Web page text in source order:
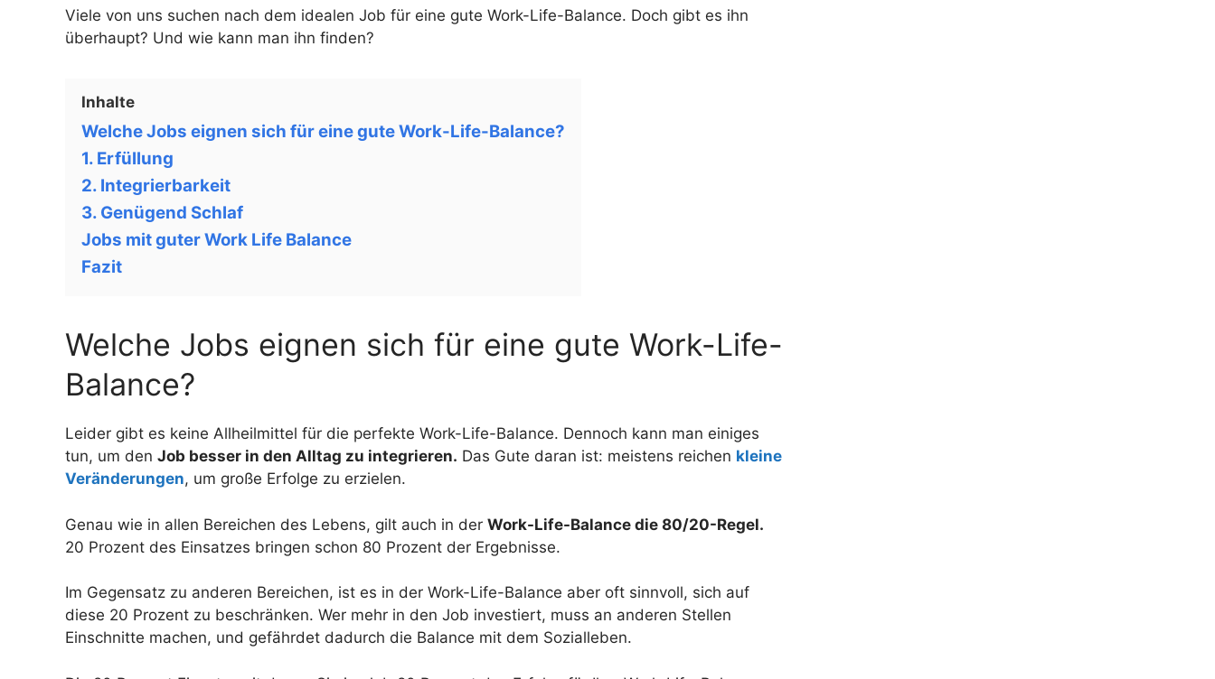
Viele von uns suchen nach dem idealen Job für eine gute Work-Life-Balance. Doch gibt es ihn
überhaupt? Und wie kann man ihn finden?
Inhalte
Welche Jobs eignen sich für eine gute Work-Life-Balance?
1. Erfüllung
2. Integrierbarkeit
3. Genügend Schlaf
Jobs mit guter Work Life Balance
Fazit
Welche Jobs eignen sich für eine gute Work-Life-
Balance?
Leider gibt es keine Allheilmittel für die perfekte Work-Life-Balance. Dennoch kann man einiges
tun, um den Job besser in den Alltag zu integrieren. Das Gute daran ist: meistens reichen kleine
Veränderungen, um große Erfolge zu erzielen.
Genau wie in allen Bereichen des Lebens, gilt auch in der Work-Life-Balance die 80/20-Regel.
20 Prozent des Einsatzes bringen schon 80 Prozent der Ergebnisse.
Im Gegensatz zu anderen Bereichen, ist es in der Work-Life-Balance aber oft sinnvoll, sich auf
diese 20 Prozent zu beschränken. Wer mehr in den Job investiert, muss an anderen Stellen
Einschnitte machen, und gefährdet dadurch die Balance mit dem Sozialleben.